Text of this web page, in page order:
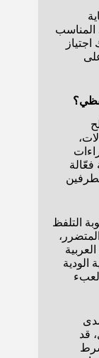
المناسب
فعّالة
التلفظ
الودية
قد